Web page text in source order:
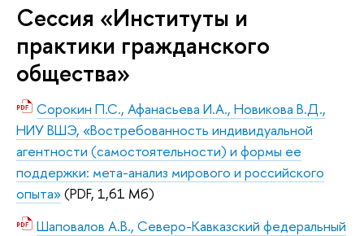
Сессия «Институты и
практики гражданского
общества»
Сорокин П.С., Афанасьева И.А., Новикова В.Д.,
НИУ ВШЭ, «Востребованность индивидуальной
агентности (самостоятельности) и формы ее
поддержки: мета-анализ мирового и российского
опыта»(PDF, 1,61 Мб)
Шаповалов А.В., Северо-Кавказский федеральный